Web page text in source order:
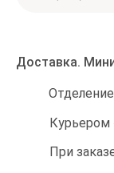
Доставка.
Курьером
При